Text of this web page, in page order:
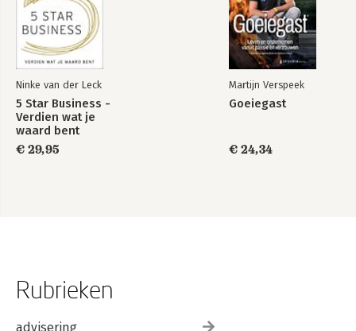
Ninke van der Leck
5 Star Business -
Verdien wat je
waard bent
€ 29,95
Martijn Verspeek
Goeiegast
€ 24,34
Rubrieken
advisering